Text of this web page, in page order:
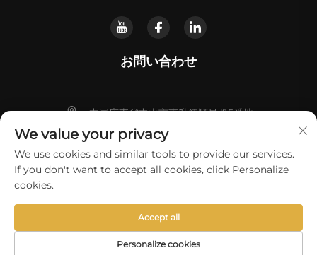
お問い合わせ
中国広東省中山市東升鎮順昌路5番地
+86-18028357686
[email protected]
著作権 © 2025 中山市鵬飛電器有限公司所有 プライバシーポリシー
We value your privacy
We use cookies and similar tools to provide our services.
If you don't want to accept all cookies, click Personalize
cookies.
Personalize cookies
Accept all